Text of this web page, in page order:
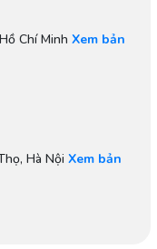
Chí Minh Xem bản
Hà Nội Xem bản